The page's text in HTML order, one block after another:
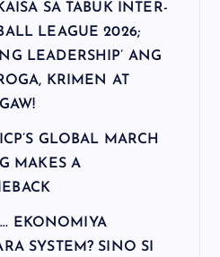
SA TABUK INTER-
LEAGUE 2026;
LEADERSHIP’ ANG
KRIMEN AT
GLOBAL MARCH
MAKES A
EKONOMIYA
SYSTEM? SINO SI